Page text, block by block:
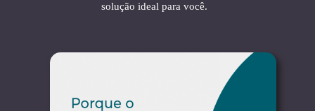
solução ideal para você.